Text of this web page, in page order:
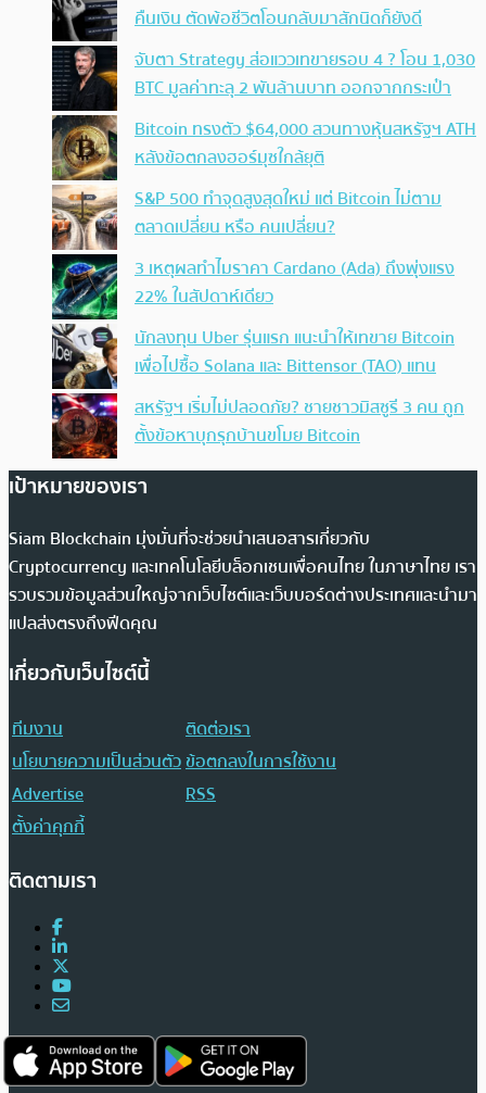
คืนเงิน ตัดพ้อชีวิตโอนกลับมาสักนิดก็ยังดี
จับตา Strategy ส่อแววเทขายรอบ 4 ? โอน 1,030
BTC มูลค่าทะลุ 2 พันล้านบาท ออกจากกระเป๋า
Bitcoin ทรงตัว $64,000 สวนทางหุ้นสหรัฐฯ ATH
หลังข้อตกลงฮอร์มุซใกล้ยุติ
S&P 500 ทำจุดสูงสุดใหม่ แต่ Bitcoin ไม่ตาม
ตลาดเปลี่ยน หรือ คนเปลี่ยน?
3 เหตุผลทำไมราคา Cardano (Ada) ถึงพุ่งแรง
22% ในสัปดาห์เดียว
นักลงทุน Uber รุ่นแรก แนะนำให้เทขาย Bitcoin
เพื่อไปซื้อ Solana และ Bittensor (TAO) แทน
สหรัฐฯ เริ่มไม่ปลอดภัย? ชายชาวมิสซูรี 3 คน ถูก
ตั้งข้อหาบุกรุกบ้านขโมย Bitcoin
เป้าหมายของเรา
Siam Blockchain มุ่งมั่นที่จะช่วยนำเสนอสารเกี่ยวกับ
Cryptocurrency และเทคโนโลยีบล็อกเชนเพื่อคนไทย ในภาษาไทย เรา
รวบรวมข้อมูลส่วนใหญ่จากเว็บไซต์และเว็บบอร์ดต่างประเทศและนำมา
แปลส่งตรงถึงฟีดคุณ
เกี่ยวกับเว็บไซต์นี้
ทีมงาน
ติดต่อเรา
นโยบายความเป็นส่วนตัวข้อตกลงในการใช้งาน
Advertise
RSS
ตั้งค่าคุกกี้
ติดตามเรา